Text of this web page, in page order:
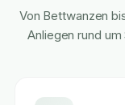
Von Bettwanzen
Anliegen rund